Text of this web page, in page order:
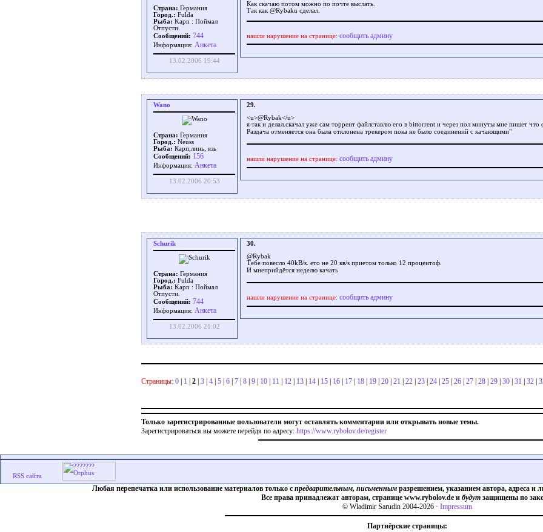
Страна: Германия
Город.: Fulda
Рыба: Kapn : Поймал
Отпусти.
Сообщений: 744
Информация: Aнкета
13.02.2006 19:44
Как скачаю потом можно по почте выслать.
Так как @Rybaku сделал.
нашли нарушение на странице: сообщить админу
Wano
Страна: Германия
Город.: Neuss
Рыба: Карп,линь, язь
Сообщений: 156
Информация: Aнкета
13.02.2006 20:53
29.
<u>@Rybak</u>
я так и делал.скачал уже сам торрент файлставлю его в bittorrent и через пол минуты мне пишет что
Раздача отменяется она была отклонена трекером пока не было соединений с качающими"
нашли нарушение на странице: сообщить админу
Schurik
Страна: Германия
Город.: Fulda
Рыба: Kapn : Поймал
Отпусти.
Сообщений: 744
Информация: Aнкета
13.02.2006 21:02
30.
@Rybak
Тебе повесло 40kB/s. ето не 20 кв/s приетом только 12 процентоф.
И мнеприйдётся неделю качать
нашли нарушение на странице: сообщить админу
Страницы: 0 | 1 | 2 | 3 | 4 | 5 | 6 | 7 | 8 | 9 | 10 | 11 | 12 | 13 | 14 | 15 | 16 | 17 | 18 | 19 | 20 | 21 | 22 | 23 | 24 | 25 | 26 | 27 | 28 | 29 | 30 | 31 | 32 |
Только зарегистрированные пользователи могут оставлять комментарии или открывать новые темы.
Зарегистрироваться вы можете перейдя по адресу: https://www.rybolov.de/register
Любая перепечатка или использование материалов только с предварительным, письменнымразрешением, указанием автора, адреса и
Все права принадлежат авторам, странице www.rybolov.de и будут защищены по
© Wladimir Sarudin 2004-2026 · Impressum
Партнёрские страницы: